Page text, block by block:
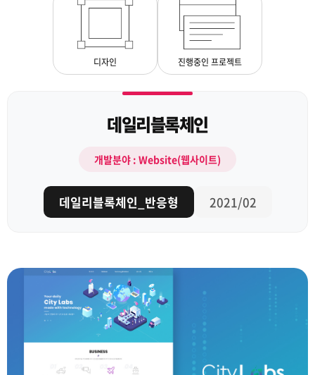
디자인 진행중인 프로젝트
데일리블록체인
개발분야 : Website(웹사이트)
데일리블록체인_반응형 2021/02